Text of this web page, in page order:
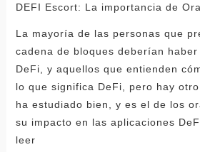
DEFI Escort: La importancia de
La mayoría de las personas que
cadena de bloques deberían
DeFi, y aquellos que entienden
lo que significa DeFi, pero hay
ha estudiado bien, y es el de los
su impacto en las aplicaciones
leer